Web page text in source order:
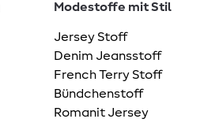
Modestoffe mit Stil
Jersey Stoff
Denim Jeansstoff
French Terry Stoff
Bündchenstoff
Romanit Jersey